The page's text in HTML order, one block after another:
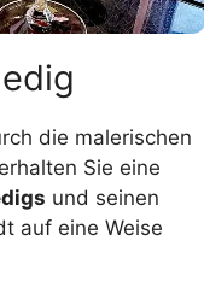
die malerischen
Sie eine
und seinen
auf eine Weise